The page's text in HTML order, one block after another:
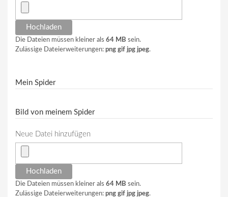
Die Dateien müssen kleiner als 64 MB sein.
Zulässige Dateierweiterungen: png gif jpg jpeg.
Mein Spider
Bild von meinem Spider
Neue Datei hinzufügen
Die Dateien müssen kleiner als 64 MB sein.
Zulässige Dateierweiterungen: png gif jpg jpeg.